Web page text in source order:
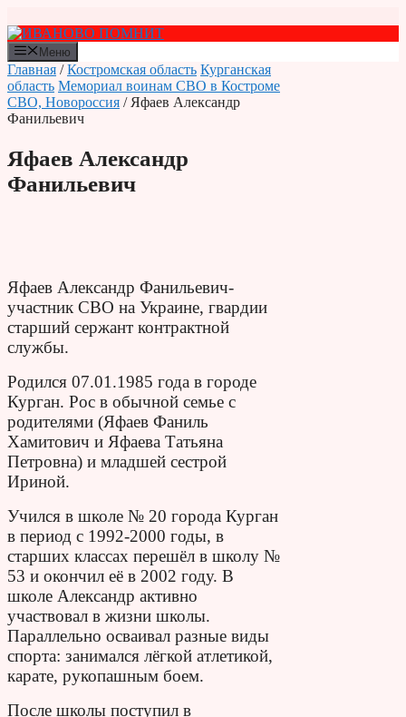
к
содержимому
Меню
Главная /Костромская область Курганская
область Мемориал воинам СВО в Костроме
СВО, Новороссия / Яфаев Александр
Фанильевич
Яфаев Александр
Фанильевич
Яфаев Александр Фанильевич-
участник СВО на Украине, гвардии
старший сержант контрактной
службы.
Родился 07.01.1985 года в городе
Курган. Рос в обычной семье с
родителями (Яфаев Фаниль
Хамитович и Яфаева Татьяна
Петровна) и младшей сестрой
Ириной.
Учился в школе № 20 города Курган
в период с 1992-2000 годы, в
старших классах перешёл в школу №
53 и окончил её в 2002 году. В
школе Александр активно
участвовал в жизни школы.
Параллельно осваивал разные виды
спорта: занимался лёгкой атлетикой,
карате, рукопашным боем.
После школы поступил в